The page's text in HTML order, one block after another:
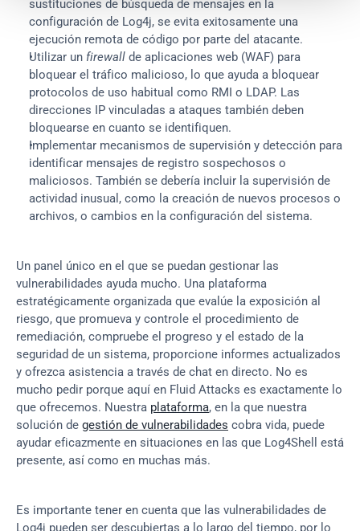
sustituciones de búsqueda de mensajes en la
configuración de Log4j, se evita exitosamente una
ejecución remota de código por parte del atacante.
Utilizar un firewall de aplicaciones web (WAF) para
bloquear el tráfico malicioso, lo que ayuda a bloquear
protocolos de uso habitual como RMI o LDAP. Las
direcciones IP vinculadas a ataques también deben
bloquearse en cuanto se identifiquen.
Implementar mecanismos de supervisión y detección para
identificar mensajes de registro sospechosos o
maliciosos. También se debería incluir la supervisión de
actividad inusual, como la creación de nuevos procesos o
archivos, o cambios en la configuración del sistema.
Un panel único en el que se puedan gestionar las
vulnerabilidades ayuda mucho. Una plataforma
estratégicamente organizada que evalúe la exposición al
riesgo, que promueva y controle el procedimiento de
remediación, compruebe el progreso y el estado de la
seguridad de un sistema, proporcione informes actualizados
y ofrezca asistencia a través de chat en directo. No es
mucho pedir porque aquí en Fluid Attacks es exactamente lo
que ofrecemos. Nuestra plataforma, en la que nuestra
solución de gestión de vulnerabilidades cobra vida, puede
ayudar eficazmente en situaciones en las que Log4Shell está
presente, así como en muchas más.
Es importante tener en cuenta que las vulnerabilidades de
Log4j pueden ser descubiertas a lo largo del tiempo, por lo